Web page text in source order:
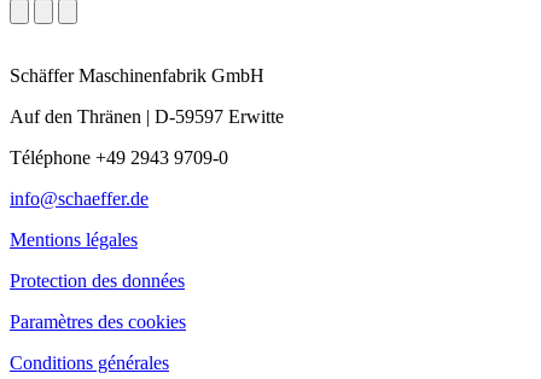
Schäffer Maschinenfabrik GmbH
Auf den Thränen | D-59597 Erwitte
Téléphone +49 2943 9709-0
info@schaeffer.de
Mentions légales
Protection des données
Paramètres des cookies
Conditions générales